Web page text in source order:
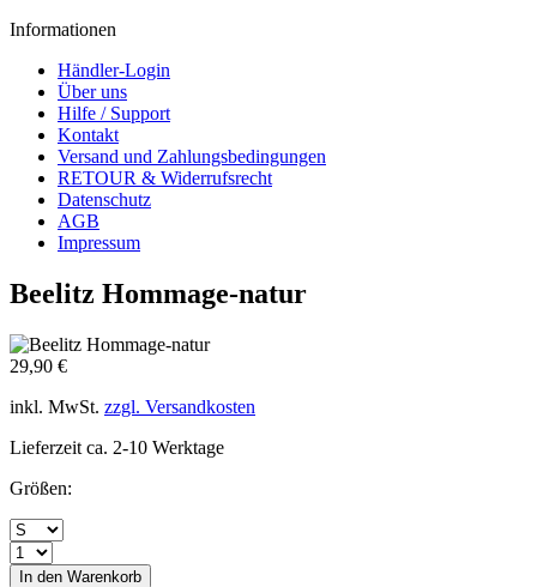
Informationen
Händler-Login
Über uns
Hilfe / Support
Kontakt
Versand und Zahlungsbedingungen
RETOUR & Widerrufsrecht
Datenschutz
AGB
Impressum
Beelitz Hommage-natur
29,90 €
inkl. MwSt. zzgl. Versandkosten
Lieferzeit ca. 2-10 Werktage
Größen:
In den Warenkorb